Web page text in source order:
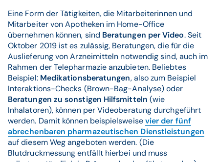
Eine Form der Tätigkeiten, die Mitarbeiterinnen und
Mitarbeiter von Apotheken im Home-Office
übernehmen können, sind Beratungen per Video. Seit
Oktober 2019 ist es zulässig, Beratungen, die für die
Auslieferung von Arzneimitteln notwendig sind, auch im
Rahmen der Telepharmazie anzubieten. Beliebtes
Beispiel: Medikationsberatungen, also zum Beispiel
Interaktions-Checks (Brown-Bag-Analyse) oder
Beratungen zu sonstigen Hilfsmitteln (wie
Inhalatoren), können per Videoberatung durchgeführt
werden. Damit können beispielsweisevier der fünf
abrechenbaren pharmazeutischen Dienstleistungen
auf diesem Weg angeboten werden. (Die
Blutdruckmessung entfällt hierbei und muss